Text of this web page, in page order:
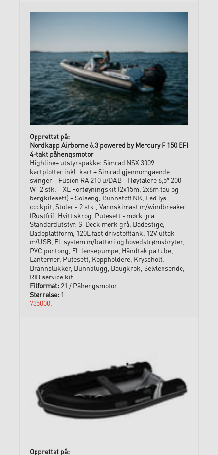
Nordkapp Airborne 6.3 powered by Mercury F 150 EFI
4-takt påhengsmotor
Highline+ utstyrspakke: Simrad NSX 3009
kartplotter inkl. kart + Simrad gjennomgående
svinger – Fusion RA 210 u/DAB – Høytalere 6,5″ 200
W- 2 stk. – XL Fortøyningskit (2x15m, 2x6m tau og
bergkilesett) – Solseng, Bunnstoff NK, Led lys
cockpit, Stoler - 2 stk., Vannskimast m/windbreaker
(Rustfri), Hvitt skrog, Putesett - mørk grå.
Standardutstyr: S-Deck mørk grå, Badestige,
Badeplattform, 120L fast drivstofftank, 12V uttak
m/USB, El. system m/batteri og hovedstrømsbryter,
PVC pontong, El. lensepumpe, Håndtak på tube,
Lanterner, Putesett, Koppholdere, Kryssholt,
Brannslukker, Bunnplugg, Baugkrok, Selvlensende,
RIB service kit.
21 / Påhengsmotor
1
735000,-